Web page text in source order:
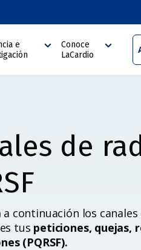
e
Conoce
LaCardio
de
a continuación los
tus peticiones, quejas,
(PQRSF).